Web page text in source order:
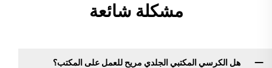
مشكلة شائعة
هل الكرسي المكتبي الجلدي مريح للعمل على المكتب؟